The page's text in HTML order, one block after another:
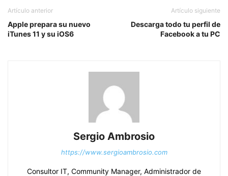
Artículo anterior
Apple prepara su nuevo
iTunes 11 y su iOS6
Artículo siguiente
Descarga todo tu perfil de
Facebook a tu PC
Sergio Ambrosio
https://www.sergioambrosio.com
Consultor IT, Community Manager, Administrador de